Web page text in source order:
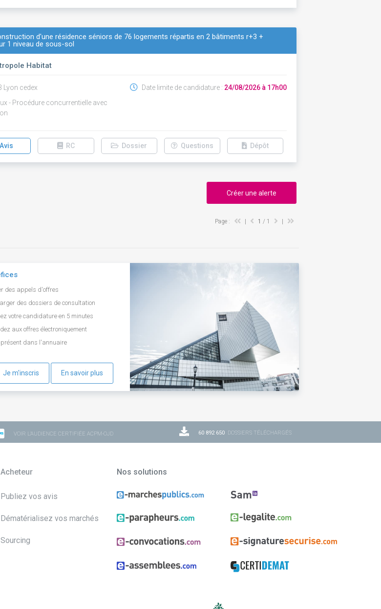
d'une résidence séniors de 76 logements répartis en 2 bâtiments r+3 +
1 niveau de sous-sol
Habitat
Lyon cedex
- Procédure concurrentielle avec
Date limite de candidature : 24/08/2026 à 17h00
RC Dossier Questions Dépôt
Créer une alerte
Page : 1 / 1
des appels d'offres
des dossiers de consultation
votre candidature en 5 minutes
aux offres électroniquement
présent dans l'annuaire
Je m'inscris En savoir plus
VOIR L'AUDIENCE CERTIFIÉE ACPM-OJD 60 892 650 DOSSIERS TÉLÉCHARGÉS
Acheteur
Publiez vos avis
Dématérialisez vos marchés
Sourcing
Nos solutions